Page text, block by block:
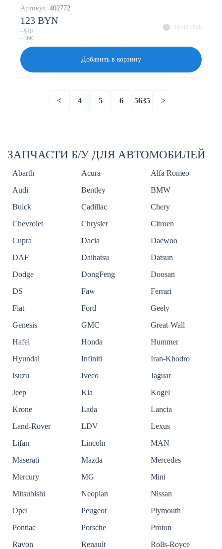
Артикул: 402772
08.08.2026
123 BYN
~$40
~36€
Добавить в корзину
< 4 5 6 >
5635
ЗАПЧАСТИ Б/У ДЛЯ АВТОМОБИЛЕЙ
Abarth Acura
Alfa Romeo
Audi
Bentley
BMW
Buick
Cadillac
Chery
Chevrolet
Chrysler
Citroen
Cupra
Dacia
Daewoo
DAF
Daihatsu
Datsun
Dodge
DongFeng
Doosan
DS
Faw
Ferrari
Fiat
Ford
Geely
Genesis
GMC
Great-Wall
Hafei
Honda
Hummer
Hyundai
Infiniti
Iran-Khodro
Isuzu
Iveco
Jaguar
Jeep
Kia
Kogel
Krone
Lada
Lancia
Land-Rover
LDV
Lexus
Lifan
Lincoln
MAN
Maserati
Mazda
Mercedes
Mercury
MG
Mini
Mitsubishi
Neoplan
Nissan
Opel
Peugeot
Plymouth
Pontiac
Porsche
Proton
Ravon
Renault
Rolls-Royce